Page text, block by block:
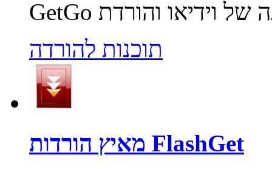
תוכנות להורדה
מאיץ הורדות FlashGet